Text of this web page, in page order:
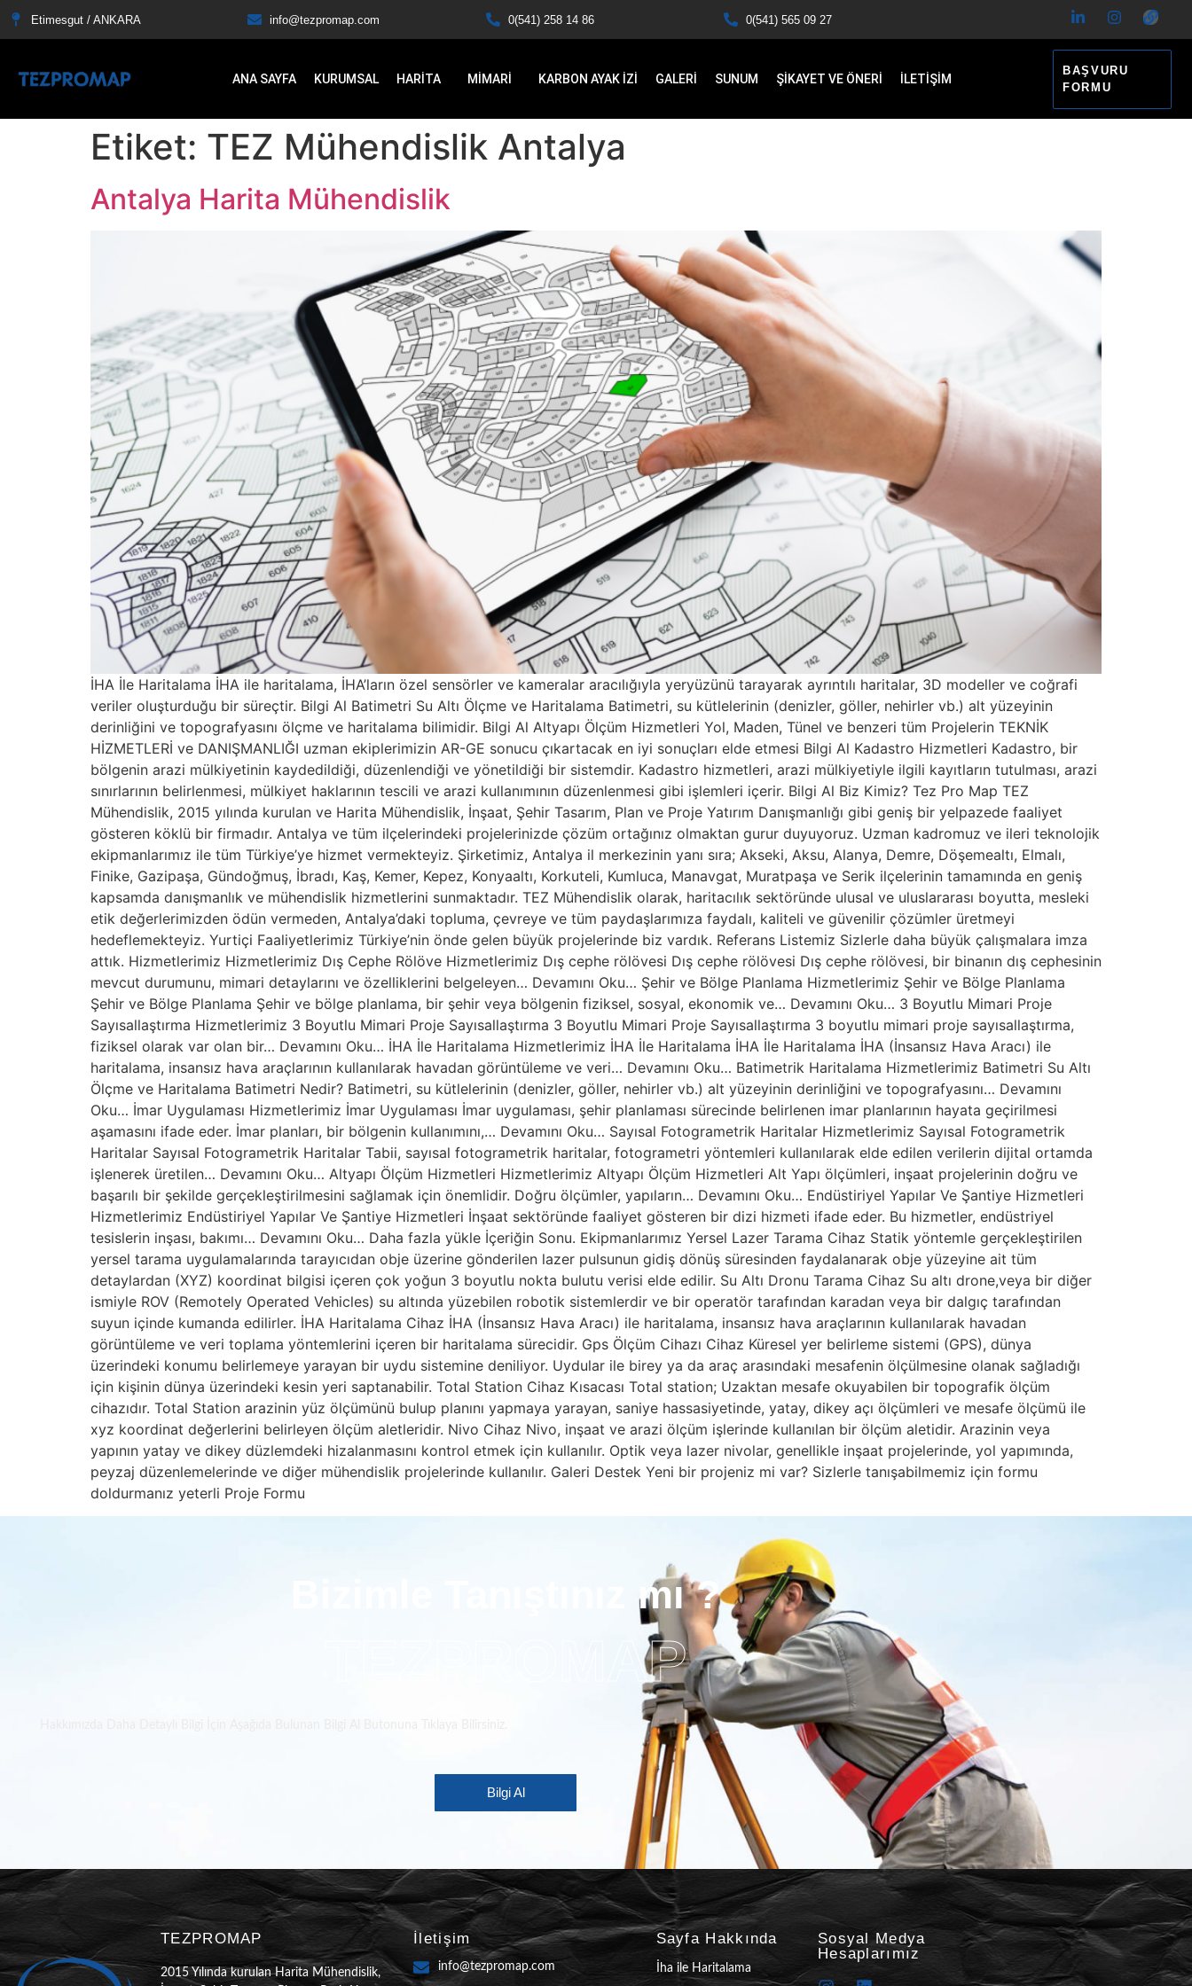
Etimesgut / ANKARA info@tezpromap.com 0(541) 258 14 86 0(541) 565 09 27
ANA SAYFA KURUMSAL HARİTA MİMARİ KARBON AYAK İZİ GALERİ SUNUM ŞİKAYET VE ÖNERİ İLETİŞİM
BAŞVURU
FORMU
Etiket: TEZ Mühendislik Antalya
Antalya Harita Mühendislik
İHA İle Haritalama İHA ile haritalama, İHA’ların özel sensörler ve kameralar aracılığıyla yeryüzünü tarayarak ayrıntılı haritalar, 3D modeller ve coğrafi
veriler oluşturduğu bir süreçtir. Bilgi Al Batimetri Su Altı Ölçme ve Haritalama Batimetri, su kütlelerinin (denizler, göller, nehirler vb.) alt yüzeyinin
derinliğini ve topografyasını ölçme ve haritalama bilimidir. Bilgi Al Altyapı Ölçüm Hizmetleri Yol, Maden, Tünel ve benzeri tüm Projelerin TEKNİK
HİZMETLERİ ve DANIŞMANLIĞI uzman ekiplerimizin AR-GE sonucu çıkartacak en iyi sonuçları elde etmesi Bilgi Al Kadastro Hizmetleri Kadastro, bir
bölgenin arazi mülkiyetinin kaydedildiği, düzenlendiği ve yönetildiği bir sistemdir. Kadastro hizmetleri, arazi mülkiyetiyle ilgili kayıtların tutulması, arazi
sınırlarının belirlenmesi, mülkiyet haklarının tescili ve arazi kullanımının düzenlenmesi gibi işlemleri içerir. Bilgi Al Biz Kimiz? Tez Pro Map TEZ
Mühendislik, 2015 yılında kurulan ve Harita Mühendislik, İnşaat, Şehir Tasarım, Plan ve Proje Yatırım Danışmanlığı gibi geniş bir yelpazede faaliyet
gösteren köklü bir firmadır. Antalya ve tüm ilçelerindeki projelerinizde çözüm ortağınız olmaktan gurur duyuyoruz. Uzman kadromuz ve ileri teknolojik
ekipmanlarımız ile tüm Türkiye’ye hizmet vermekteyiz. Şirketimiz, Antalya il merkezinin yanı sıra; Akseki, Aksu, Alanya, Demre, Döşemealtı, Elmalı,
Finike, Gazipaşa, Gündoğmuş, İbradı, Kaş, Kemer, Kepez, Konyaaltı, Korkuteli, Kumluca, Manavgat, Muratpaşa ve Serik ilçelerinin tamamında en geniş
kapsamda danışmanlık ve mühendislik hizmetlerini sunmaktadır. TEZ Mühendislik olarak, haritacılık sektöründe ulusal ve uluslararası boyutta, mesleki
etik değerlerimizden ödün vermeden, Antalya’daki topluma, çevreye ve tüm paydaşlarımıza faydalı, kaliteli ve güvenilir çözümler üretmeyi
hedeflemekteyiz. Yurtiçi Faaliyetlerimiz Türkiye’nin önde gelen büyük projelerinde biz vardık. Referans Listemiz Sizlerle daha büyük çalışmalara imza
attık. Hizmetlerimiz Hizmetlerimiz Dış Cephe Rölöve Hizmetlerimiz Dış cephe rölövesi Dış cephe rölövesi Dış cephe rölövesi, bir binanın dış cephesinin
mevcut durumunu, mimari detaylarını ve özelliklerini belgeleyen… Devamını Oku… Şehir ve Bölge Planlama Hizmetlerimiz Şehir ve Bölge Planlama
Şehir ve Bölge Planlama Şehir ve bölge planlama, bir şehir veya bölgenin fiziksel, sosyal, ekonomik ve… Devamını Oku… 3 Boyutlu Mimari Proje
Sayısallaştırma Hizmetlerimiz 3 Boyutlu Mimari Proje Sayısallaştırma 3 Boyutlu Mimari Proje Sayısallaştırma 3 boyutlu mimari proje sayısallaştırma,
fiziksel olarak var olan bir… Devamını Oku… İHA İle Haritalama Hizmetlerimiz İHA İle Haritalama İHA İle Haritalama İHA (İnsansız Hava Aracı) ile
haritalama, insansız hava araçlarının kullanılarak havadan görüntüleme ve veri… Devamını Oku… Batimetrik Haritalama Hizmetlerimiz Batimetri Su Altı
Ölçme ve Haritalama Batimetri Nedir? Batimetri, su kütlelerinin (denizler, göller, nehirler vb.) alt yüzeyinin derinliğini ve topografyasını… Devamını
Oku… İmar Uygulaması Hizmetlerimiz İmar Uygulaması İmar uygulaması, şehir planlaması sürecinde belirlenen imar planlarının hayata geçirilmesi
aşamasını ifade eder. İmar planları, bir bölgenin kullanımını,… Devamını Oku… Sayısal Fotogrametrik Haritalar Hizmetlerimiz Sayısal Fotogrametrik
Haritalar Sayısal Fotogrametrik Haritalar Tabii, sayısal fotogrametrik haritalar, fotogrametri yöntemleri kullanılarak elde edilen verilerin dijital ortamda
işlenerek üretilen… Devamını Oku… Altyapı Ölçüm Hizmetleri Hizmetlerimiz Altyapı Ölçüm Hizmetleri Alt Yapı ölçümleri, inşaat projelerinin doğru ve
başarılı bir şekilde gerçekleştirilmesini sağlamak için önemlidir. Doğru ölçümler, yapıların… Devamını Oku… Endüstiriyel Yapılar Ve Şantiye Hizmetleri
Hizmetlerimiz Endüstiriyel Yapılar Ve Şantiye Hizmetleri İnşaat sektöründe faaliyet gösteren bir dizi hizmeti ifade eder. Bu hizmetler, endüstriyel
tesislerin inşası, bakımı… Devamını Oku… Daha fazla yükle İçeriğin Sonu. Ekipmanlarımız Yersel Lazer Tarama Cihaz Statik yöntemle gerçekleştirilen
yersel tarama uygulamalarında tarayıcıdan obje üzerine gönderilen lazer pulsunun gidiş dönüş süresinden faydalanarak obje yüzeyine ait tüm
detaylardan (XYZ) koordinat bilgisi içeren çok yoğun 3 boyutlu nokta bulutu verisi elde edilir. Su Altı Dronu Tarama Cihaz Su altı drone,veya bir diğer
ismiyle ROV (Remotely Operated Vehicles) su altında yüzebilen robotik sistemlerdir ve bir operatör tarafından karadan veya bir dalgıç tarafından
suyun içinde kumanda edilirler. İHA Haritalama Cihaz İHA (İnsansız Hava Aracı) ile haritalama, insansız hava araçlarının kullanılarak havadan
görüntüleme ve veri toplama yöntemlerini içeren bir haritalama sürecidir. Gps Ölçüm Cihazı Cihaz Küresel yer belirleme sistemi (GPS), dünya
üzerindeki konumu belirlemeye yarayan bir uydu sistemine deniliyor. Uydular ile birey ya da araç arasındaki mesafenin ölçülmesine olanak sağladığı
için kişinin dünya üzerindeki kesin yeri saptanabilir. Total Station Cihaz Kısacası Total station; Uzaktan mesafe okuyabilen bir topografik ölçüm
cihazıdır. Total Station arazinin yüz ölçümünü bulup planını yapmaya yarayan, saniye hassasiyetinde, yatay, dikey açı ölçümleri ve mesafe ölçümü ile
xyz koordinat değerlerini belirleyen ölçüm aletleridir. Nivo Cihaz Nivo, inşaat ve arazi ölçüm işlerinde kullanılan bir ölçüm aletidir. Arazinin veya
yapının yatay ve dikey düzlemdeki hizalanmasını kontrol etmek için kullanılır. Optik veya lazer nivolar, genellikle inşaat projelerinde, yol yapımında,
peyzaj düzenlemelerinde ve diğer mühendislik projelerinde kullanılır. Galeri Destek Yeni bir projeniz mi var? Sizlerle tanışabilmemiz için formu
doldurmanız yeterli Proje Formu
Bizimle Tanıştınız mı ?
TEZPROMAP
Bilgi Al
TEZPROMAP
2015 Yılında kurulan Harita Mühendislik,
İletişim
info@tezpromap.com
Sayfa Hakkında
İha ile Haritalama
Sosyal Medya
Hesaplarımız